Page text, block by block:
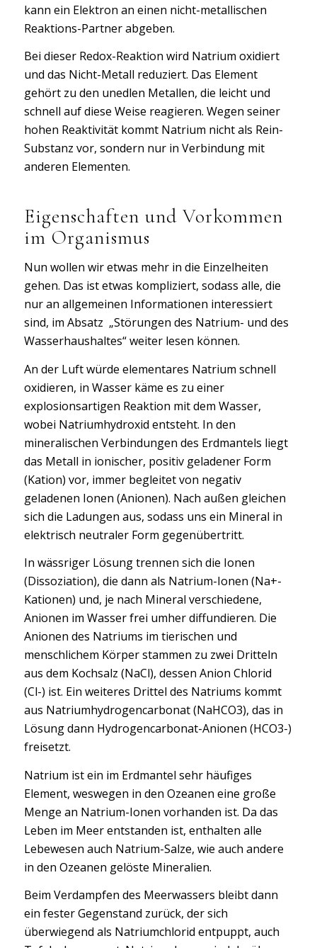
kann ein Elektron an einen nicht-metallischen
Reaktions-Partner abgeben.
Bei dieser Redox-Reaktion wird Natrium oxidiert
und das Nicht-Metall reduziert. Das Element
gehört zu den unedlen Metallen, die leicht und
schnell auf diese Weise reagieren. Wegen seiner
hohen Reaktivität kommt Natrium nicht als Rein-
Substanz vor, sondern nur in Verbindung mit
anderen Elementen.
Eigenschaften und Vorkommen
im Organismus
Nun wollen wir etwas mehr in die Einzelheiten
gehen. Das ist etwas kompliziert, sodass alle, die
nur an allgemeinen Informationen interessiert
sind, im Absatz „Störungen des Natrium- und des
Wasserhaushaltes“ weiter lesen können.
An der Luft würde elementares Natrium schnell
oxidieren, in Wasser käme es zu einer
explosionsartigen Reaktion mit dem Wasser,
wobei Natriumhydroxid entsteht. In den
mineralischen Verbindungen des Erdmantels liegt
das Metall in ionischer, positiv geladener Form
(Kation) vor, immer begleitet von negativ
geladenen Ionen (Anionen). Nach außen gleichen
sich die Ladungen aus, sodass uns ein Mineral in
elektrisch neutraler Form gegenübertritt.
In wässriger Lösung trennen sich die Ionen
(Dissoziation), die dann als Natrium-Ionen (Na+-
Kationen) und, je nach Mineral verschiedene,
Anionen im Wasser frei umher diffundieren. Die
Anionen des Natriums im tierischen und
menschlichem Körper stammen zu zwei Dritteln
aus dem Kochsalz (NaCl), dessen Anion Chlorid
(Cl-) ist. Ein weiteres Drittel des Natriums kommt
aus Natriumhydrogencarbonat (NaHCO3), das in
Lösung dann Hydrogencarbonat-Anionen (HCO3-)
freisetzt.
Natrium ist ein im Erdmantel sehr häufiges
Element, weswegen in den Ozeanen eine große
Menge an Natrium-Ionen vorhanden ist. Da das
Leben im Meer entstanden ist, enthalten alle
Lebewesen auch Natrium-Salze, wie auch andere
in den Ozeanen gelöste Mineralien.
Beim Verdampfen des Meerwassers bleibt dann
ein fester Gegenstand zurück, der sich
überwiegend als Natriumchlorid entpuppt, auch